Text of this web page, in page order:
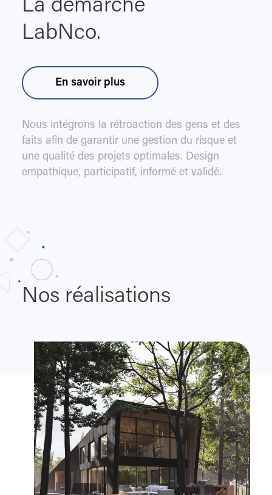
La démarche
LabNco.
En savoir plus
Nous intégrons la rétroaction des gens et des
faits afin de garantir une gestion du risque et
une qualité des projets optimales. Design
empathique, participatif, informé et validé.
Nos réalisations